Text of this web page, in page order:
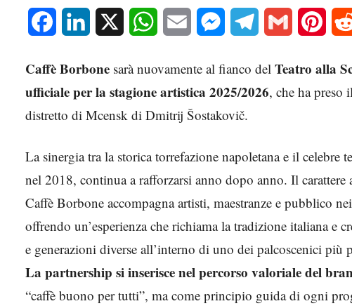
Facebook LinkedIn WhatsAppEmail MessengerTelegram Gmail
Caffè Borbone sarà nuovamente al fianco del Teatro alla
ufficiale per la stagione artistica 2025/2026, che ha preso
distretto di Mcensk di Dmitrij Šostakovič.
La sinergia tra la storica torrefazione napoletana e il celebre
nel 2018, continua a rafforzarsi anno dopo anno. Il carattere
Caffè Borbone accompagna artisti, maestranze e pubblico
offrendo un’esperienza che richiama la tradizione italiana e
e generazioni diverse all’interno di uno dei palcoscenici più
La partnership si inserisce nel percorso valoriale del
“caffè buono per tutti”, ma come principio guida di ogni